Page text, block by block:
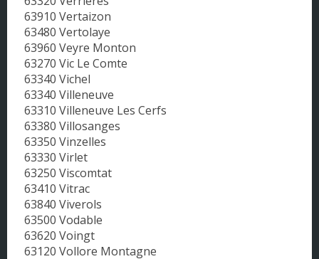
63910 Vertaizon
63480 Vertolaye
63960 Veyre Monton
63270 Vic Le Comte
63340 Vichel
63340 Villeneuve
63310 Villeneuve Les Cerfs
63380 Villosanges
63350 Vinzelles
63330 Virlet
63250 Viscomtat
63410 Vitrac
63840 Viverols
63500 Vodable
63620 Voingt
63120 Vollore Montagne